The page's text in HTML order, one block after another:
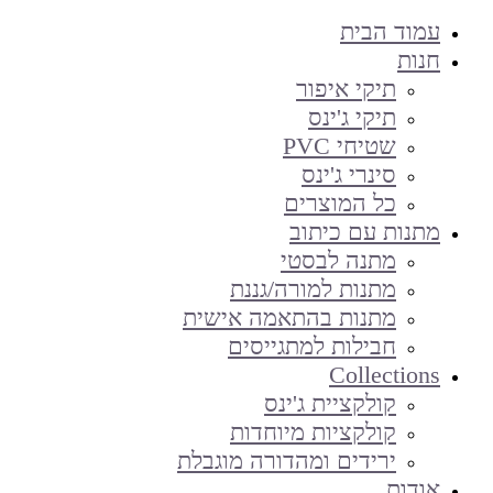
עמוד הבית
חנות
תיקי איפור
תיקי ג'ינס
שטיחי PVC
סינרי ג'ינס
כל המוצרים
מתנות עם כיתוב
מתנה לבסטי
מתנות למורה/גננת
מתנות בהתאמה אישית
חבילות למתגייסים
Collections
קולקציית ג'ינס
קולקציות מיוחדות
ירידים ומהדורה מוגבלת